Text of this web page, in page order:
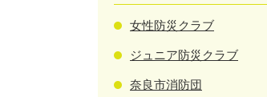
女性防災クラブ
ジュニア防災クラブ
奈良市消防団